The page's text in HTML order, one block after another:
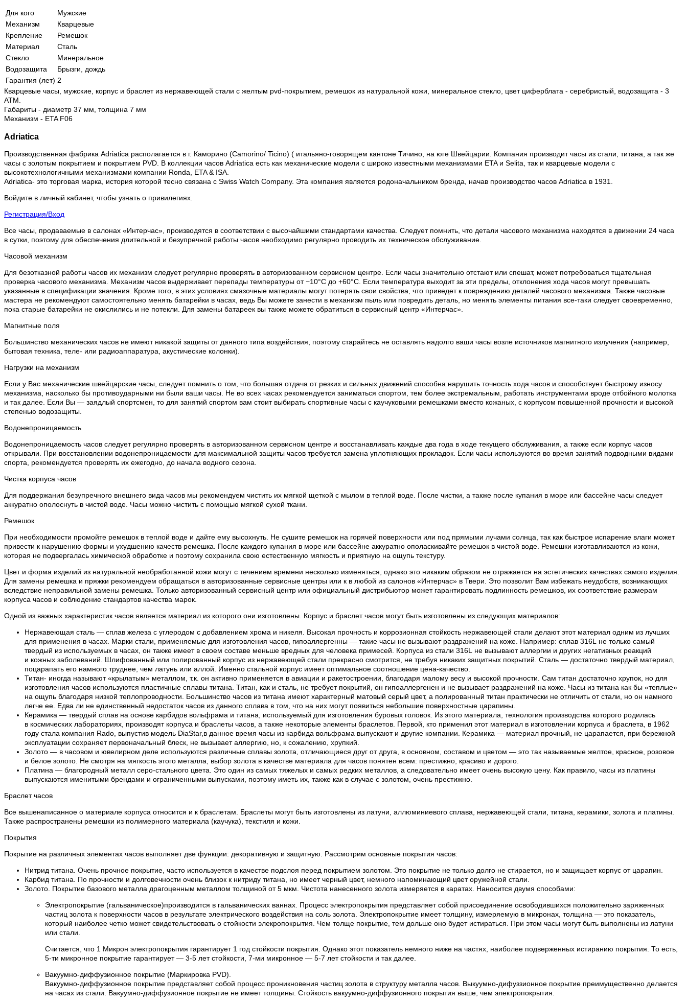
Для кого
Мужские
Механизм
Кварцевые
Крепление
Ремешок
Материал
Сталь
Стекло
Минеральное
Водозащита
Брызги, дождь
Гарантия (лет) 2
Кварцевые часы, мужские, корпус и браслет из нержавеющей стали с желтым pvd-покрытием, ремешок из натуральной кожи, минеральное стекло, цвет циферблата - серебристый, водозащита - 3
АТМ.
Габариты - диаметр 37 мм, толщина 7 мм
Механизм - ETA F06
Adriatica
Производственная фабрика Adriatica располагается в г. Каморино (Camorino/ Ticino) ( итальяно-говорящем кантоне Тичино, на юге Швейцарии. Компания производит часы из стали, титана, а так же
часы с золотым покрытием и покрытием PVD. В коллекции часов Adriatica есть как механические модели с широко известными механизмами ETA и Selita, так и кварцевые модели с
высокотехнологичными механизмами компании Ronda, ETA & ISA.
Adriatica- это торговая марка, история которой тесно связана с Swiss Watch Company. Эта компания является родоначальником бренда, начав производство часов Adriatica в 1931.
Войдите в личный кабинет, чтобы узнать о привилегиях.
Регистрация/Вход
Все часы, продаваемые в салонах «Интерчас», производятся в соответствии с высочайшими стандартами качества. Следует помнить, что детали часового механизма находятся в движении 24 часа
в сутки, поэтому для обеспечения длительной и безупречной работы часов необходимо регулярно проводить их техническое обслуживание.
Часовой механизм
Для безотказной работы часов их механизм следует регулярно проверять в авторизованном сервисном центре. Если часы значительно отстают или спешат, может потребоваться тщательная
проверка часового механизма. Механизм часов выдерживает перепады температуры от −10°C до +60°C. Если температура выходит за эти пределы, отклонения хода часов могут превышать
указанные в спецификации значения. Кроме того, в этих условиях смазочные материалы могут потерять свои свойства, что приведет к повреждению деталей часового механизма. Также часовые
мастера не рекомендуют самостоятельно менять батарейки в часах, ведь Вы можете занести в механизм пыль или повредить деталь, но менять элементы питания все-таки следует своевременно,
пока старые батарейки не окислились и не потекли. Для замены батареек вы также можете обратиться в сервисный центр «Интерчас».
Магнитные поля
Большинство механических часов не имеют никакой защиты от данного типа воздействия, поэтому старайтесь не оставлять надолго ваши часы возле источников магнитного излучения (например,
бытовая техника, теле- или радиоаппаратура, акустические колонки).
Нагрузки на механизм
Если у Вас механические швейцарские часы, следует помнить о том, что большая отдача от резких и сильных движений способна нарушить точность хода часов и способствует быстрому износу
механизма, насколько бы противоударными ни были ваши часы. Не во всех часах рекомендуется заниматься спортом, тем более экстремальным, работать инструментами вроде отбойного молотка
и так далее. Если Вы — заядлый спортсмен, то для занятий спортом вам стоит выбирать спортивные часы с каучуковыми ремешками вместо кожаных, с корпусом повышенной прочности и высокой
степенью водозащиты.
Водонепроницаемость
Водонепроницаемость часов следует регулярно проверять в авторизованном сервисном центре и восстанавливать каждые два года в ходе текущего обслуживания, а также если корпус часов
открывали. При восстановлении водонепроницаемости для максимальной защиты часов требуется замена уплотняющих прокладок. Если часы используются во время занятий подводными видами
спорта, рекомендуется проверять их ежегодно, до начала водного сезона.
Чистка корпуса часов
Для поддержания безупречного внешнего вида часов мы рекомендуем чистить их мягкой щеткой с мылом в теплой воде. После чистки, а также после купания в море или бассейне часы следует
аккуратно ополоснуть в чистой воде. Часы можно чистить с помощью мягкой сухой ткани.
Ремешок
При необходимости промойте ремешок в теплой воде и дайте ему высохнуть. Не сушите ремешок на горячей поверхности или под прямыми лучами солнца, так как быстрое испарение влаги может
привести к нарушению формы и ухудшению качеств ремешка. После каждого купания в море или бассейне аккуратно ополаскивайте ремешок в чистой воде. Ремешки изготавливаются из кожи,
которая не подвергалась химической обработке и поэтому сохранила свою естественную мягкость и приятную на ощупь текстуру.
Цвет и форма изделий из натуральной необработанной кожи могут с течением времени несколько изменяться, однако это никаким образом не отражается на эстетических качествах самого изделия.
Для замены ремешка и пряжки рекомендуем обращаться в авторизованные сервисные центры или к в любой из салонов «Интерчас» в Твери. Это позволит Вам избежать неудобств, возникающих
вследствие неправильной замены ремешка. Только авторизованный сервисный центр или официальный дистрибьютор может гарантировать подлинность ремешков, их соответствие размерам
корпуса часов и соблюдение стандартов качества марок.
Одной из важных характеристик часов является материал из которого они изготовлены. Корпус и браслет часов могут быть изготовлены из следующих материалов:
Нержавеющая сталь — сплав железа с углеродом с добавлением хрома и никеля. Высокая прочность и коррозионная стойкость нержавеющей стали делают этот материал одним из лучших
для применения в часах. Марки стали, применяемые для изготовления часов, гипоаллергенны — такие часы не вызывают раздражений на коже. Например: сплав 316L не только самый
твердый из используемых в часах, он также имеет в своем составе меньше вредных для человека примесей. Корпуса из стали 316L не вызывают аллергии и других негативных реакций
и кожных заболеваний. Шлифованный или полированный корпус из нержавеющей стали прекрасно смотрится, не требуя никаких защитных покрытий. Сталь — достаточно твердый материал,
поцарапать его намного труднее, чем латунь или аллой. Именно стальной корпус имеет оптимальное соотношение цена-качество.
Титан- иногда называют «крылатым» металлом, т.к. он активно применяется в авиации и ракетостроении, благодаря малому весу и высокой прочности. Сам титан достаточно хрупок, но для
изготовления часов используются пластичные сплавы титана. Титан, как и сталь, не требует покрытий, он гипоаллергенен и не вызывает раздражений на коже. Часы из титана как бы «теплые»
на ощупь благодаря низкой теплопроводности. Большинство часов из титана имеют характерный матовый серый цвет, а полированный титан практически не отличить от стали, но он намного
легче ее. Едва ли не единственный недостаток часов из данного сплава в том, что на них могут появиться небольшие поверхностные царапины.
Керамика — твердый сплав на основе карбидов вольфрама и титана, используемый для изготовления буровых головок. Из этого материала, технология производства которого родилась
в космических лабораториях, производят корпуса и браслеты часов, а также некоторые элементы браслетов. Первой, кто применил этот материал в изготовлении корпуса и браслета, в 1962
году стала компания Rado, выпустив модель DiaStar,в данное время часы из карбида вольфрама выпускают и другие компании. Керамика — материал прочный, не царапается, при бережной
эксплуатации сохраняет первоначальный блеск, не вызывает аллергию, но, к сожалению, хрупкий.
Золото — в часовом и ювелирном деле используются различные сплавы золота, отличающиеся друг от друга, в основном, составом и цветом — это так называемые желтое, красное, розовое
и белое золото. Не смотря на мягкость этого металла, выбор золота в качестве материала для часов понятен всем: престижно, красиво и дорого.
Платина — благородный металл серо-стального цвета. Это один из самых тяжелых и самых редких металлов, а следовательно имеет очень высокую цену. Как правило, часы из платины
выпускаются именитыми брендами и ограниченными выпусками, поэтому иметь их, также как в случае с золотом, очень престижно.
Браслет часов
Все вышенаписанное о материале корпуса относится и к браслетам. Браслеты могут быть изготовлены из латуни, аллюминиевого сплава, нержавеющей стали, титана, керамики, золота и платины.
Также распространены ремешки из полимерного материала (каучука), текстиля и кожи.
Покрытия
Покрытие на различных элементах часов выполняет две функции: декоративную и защитную. Рассмотрим основные покрытия часов:
Нитрид титана. Очень прочное покрытие, часто используется в качестве подслоя перед покрытием золотом. Это покрытие не только долго не стирается, но и защищает корпус от царапин.
Карбид титана. По прочности и долговечности очень близок к нитриду титана, но имеет черный цвет, немного напоминающий цвет оружейной стали.
Золото. Покрытие базового металла драгоценным металлом толщиной от 5 мкм. Чистота нанесенного золота измеряется в каратах. Наносится двумя способами:
Электропокрытие (гальваническое)производится в гальванических ваннах. Процесс электропокрытия представляет собой присоединение освободившихся положительно заряженных
частиц золота к поверхности часов в результате электрического воздействия на соль золота. Электропокрытие имеет толщину, измеряемую в микронах, толщина — это показатель,
который наиболее четко может свидетельствовать о стойкости элекропокрытия. Чем толще покрытие, тем дольше оно будет истираться. При этом часы могут быть выполнены из латуни
или стали.
Считается, что 1 Микрон электропокрытия гарантирует 1 год стойкости покрытия. Однако этот показатель немного ниже на частях, наиболее подверженных истиранию покрытия. То есть,
5-ти микронное покрытие гарантирует — 3-5 лет стойкости, 7-ми микронное — 5-7 лет стойкости и так далее.
Вакуумно-диффузионное покрытие (Маркировка PVD).
Вакуумно-диффузионное покрытие представляет собой процесс проникновения частиц золота в структуру металла часов. Выкуумно-дифуззионное покрытие преимущественно делается
на часах из стали. Вакуумно-диффузионное покрытие не имеет толщины. Стойкость вакуумно-диффузионного покрытия выше, чем электропокрытия.